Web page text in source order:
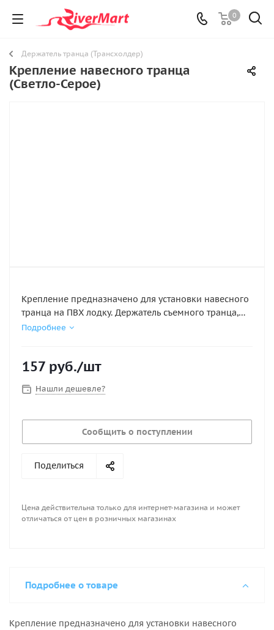
0
Держатель транца (Трансхолдер)
Крепление навесного транца
(Светло-Серое)
Крепление предназначено для установки навесного
транца на ПВХ лодку. Держатель съемного транца,
95х95х36, d20, белый
Подробнее
157 руб./шт
Нашли дешевле?
Сообщить о поступлении
Поделиться
Цена действительна только для интернет-магазина и может
отличаться от цен в розничных магазинах
Подробнее о товаре
Крепление предназначено для установки навесного